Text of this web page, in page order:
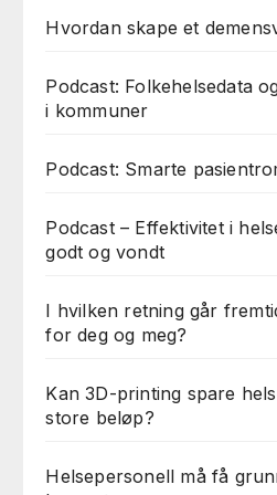
Hvordan skape et
Podcast: Folkehelsedata
i kommuner
Podcast: Smarte
Podcast – Effektivitet i
godt og vondt
I hvilken retning går
for deg og meg?
Kan 3D-printing spare
store beløp?
Helsepersonell må få